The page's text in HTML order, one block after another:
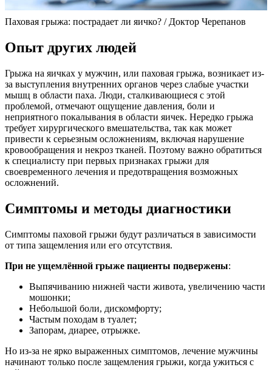
Паховая грыжа: пострадает ли яичко? / Доктор Черепанов
Опыт других людей
Грыжа на яичках у мужчин, или паховая грыжа, возникает из-
за выступления внутренних органов через слабые участки
мышц в области паха. Люди, сталкивающиеся с этой
проблемой, отмечают ощущение давления, боли и
неприятного покалывания в области яичек. Нередко грыжа
требует хирургического вмешательства, так как может
привести к серьезным осложнениям, включая нарушение
кровообращения и некроз тканей. Поэтому важно обратиться
к специалисту при первых признаках грыжи для
своевременного лечения и предотвращения возможных
осложнений.
Симптомы и методы диагностики
Симптомы паховой грыжи будут различаться в зависимости
от типа защемления или его отсутствия.
При не ущемлённой грыже пациенты подвержены:
Выпячиванию нижней части живота, увеличению части
мошонки;
Небольшой боли, дискомфорту;
Частым походам в туалет;
Запорам, диарее, отрыжке.
Но из-за не ярко выраженных симптомов, лечение мужчины
начинают только после защемления грыжи, когда ужиться с